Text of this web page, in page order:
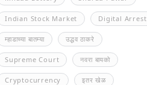
Indian Stock Market Digital Arrest
म्हाडाच्या बातम्या उद्धव ठाकरे
Supreme Court नवरा बायको
Cryptocurrency इतर खेळ